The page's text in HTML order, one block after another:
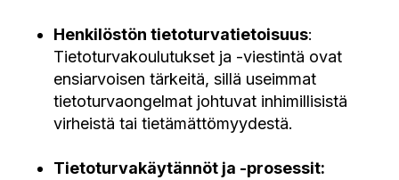
Henkilöstön tietoturvatietoisuus:
Tietoturvakoulutukset ja -viestintä ovat
ensiarvoisen tärkeitä, sillä useimmat
tietoturvaongelmat johtuvat inhimillisistä
virheistä tai tietämättömyydestä.
Tietoturvakäytännöt ja -prosessit: